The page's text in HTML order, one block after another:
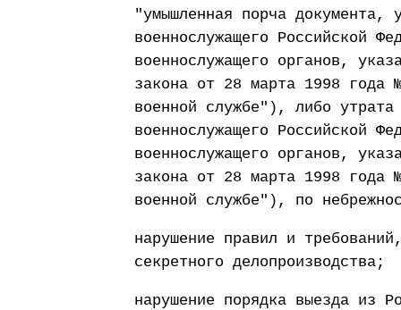
"умышленная порча документа,
военнослужащего Российской
военнослужащего органов,
закона от 28 марта 1998 года
военной службе"), либо утрата
военнослужащего Российской
военнослужащего органов,
закона от 28 марта 1998 года
военной службе"), по
нарушение правил и
секретного делопроизводства;
нарушение порядка выезда из